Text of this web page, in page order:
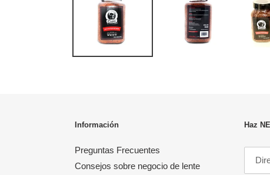
Información
Preguntas Frecuentes
Consejos sobre negocio de lente
Haz